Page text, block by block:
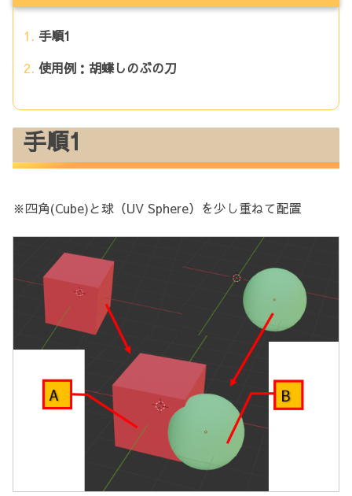
手順1
使用例：胡蝶しのぶの刀
手順1
※四角(Cube)と球（UV Sphere）を少し重ねて配置